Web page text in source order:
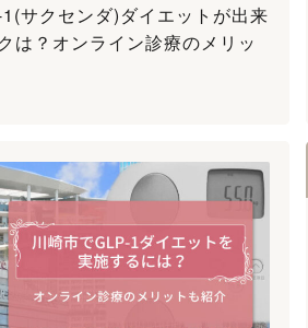
サクセンダ)ダイエットが出来
は？オンライン診療のメリッ